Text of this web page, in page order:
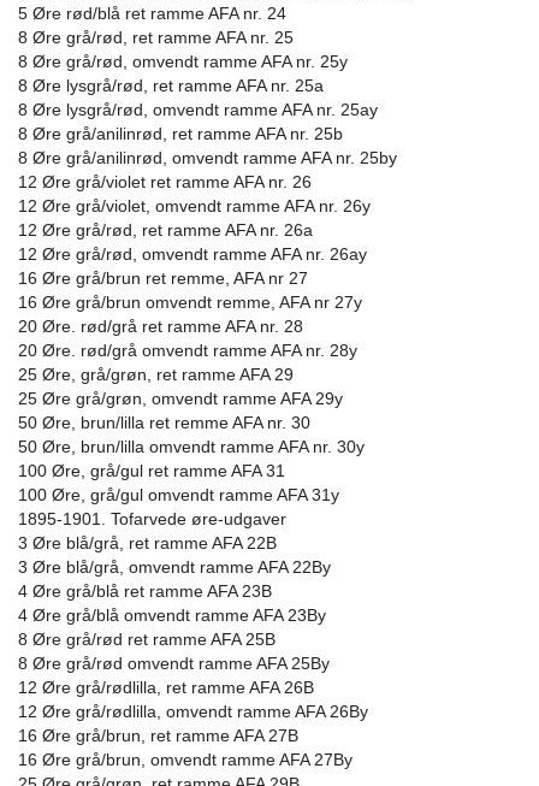
5 Øre rød/blå ret ramme AFA nr. 24
8 Øre grå/rød, ret ramme AFA nr. 25
8 Øre grå/rød, omvendt ramme AFA nr. 25y
8 Øre lysgrå/rød, ret ramme AFA nr. 25a
8 Øre lysgrå/rød, omvendt ramme AFA nr. 25ay
8 Øre grå/anilinrød, ret ramme AFA nr. 25b
8 Øre grå/anilinrød, omvendt ramme AFA nr. 25by
12 Øre grå/violet ret ramme AFA nr. 26
12 Øre grå/violet, omvendt ramme AFA nr. 26y
12 Øre grå/rød, ret ramme AFA nr. 26a
12 Øre grå/rød, omvendt ramme AFA nr. 26ay
16 Øre grå/brun ret remme, AFA nr 27
16 Øre grå/brun omvendt remme, AFA nr 27y
20 Øre. rød/grå ret ramme AFA nr. 28
20 Øre. rød/grå omvendt ramme AFA nr. 28y
25 Øre, grå/grøn, ret ramme AFA 29
25 Øre grå/grøn, omvendt ramme AFA 29y
50 Øre, brun/lilla ret remme AFA nr. 30
50 Øre, brun/lilla omvendt ramme AFA nr. 30y
100 Øre, grå/gul ret ramme AFA 31
100 Øre, grå/gul omvendt ramme AFA 31y
1895-1901. Tofarvede øre-udgaver
3 Øre blå/grå, ret ramme AFA 22B
3 Øre blå/grå, omvendt ramme AFA 22By
4 Øre grå/blå ret ramme AFA 23B
4 Øre grå/blå omvendt ramme AFA 23By
8 Øre grå/rød ret ramme AFA 25B
8 Øre grå/rød omvendt ramme AFA 25By
12 Øre grå/rødlilla, ret ramme AFA 26B
12 Øre grå/rødlilla, omvendt ramme AFA 26By
16 Øre grå/brun, ret ramme AFA 27B
16 Øre grå/brun, omvendt ramme AFA 27By